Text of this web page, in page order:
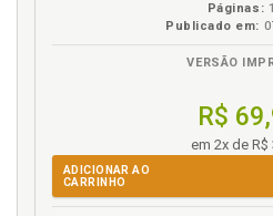
Páginas:
Publicado em:
VERSÃO
R$
em 2x de R$
ADICIONAR AO
CARRINHO